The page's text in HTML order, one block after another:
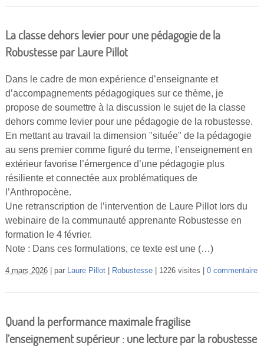
La classe dehors levier pour une pédagogie de la
Robustesse par Laure Pillot
Dans le cadre de mon expérience d’enseignante et
d’accompagnements pédagogiques sur ce thème, je
propose de soumettre à la discussion le sujet de la classe
dehors comme levier pour une pédagogie de la robustesse.
En mettant au travail la dimension "située" de la pédagogie
au sens premier comme figuré du terme, l’enseignement en
extérieur favorise l’émergence d’une pédagogie plus
résiliente et connectée aux problématiques de
l’Anthropocène.
Une retranscription de l’intervention de Laure Pillot lors du
webinaire de la communauté apprenante Robustesse en
formation le 4 février.
Note : Dans ces formulations, ce texte est une (…)
4 mars 2026 par Laure Pillot Robustesse 1226 visites 0 commentaire
Quand la performance maximale fragilise
l’enseignement supérieur : une lecture par la robustesse